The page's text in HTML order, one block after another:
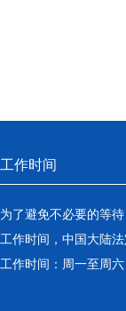
工作时间
为了避免不必要的等
工作时间，中国大陆法
工作时间：周一至周